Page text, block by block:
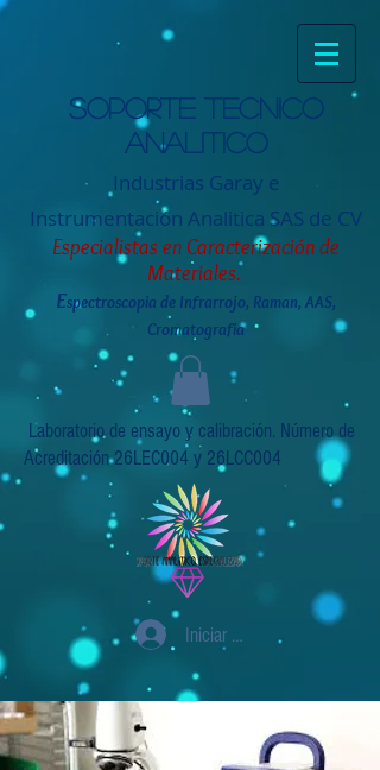
Soporte tecnico
analitico
Industrias Garay e
Instrumentación Analitica SAS de CV
Especialistas en Caracterización de
Materiales.
Espectroscopia de Infrarrojo, Raman, AAS,
Cromatografia
Laboratorio de ensayo y calibración. Número de
Acreditación 26LEC004 y 26LCC004
Iniciar sesión